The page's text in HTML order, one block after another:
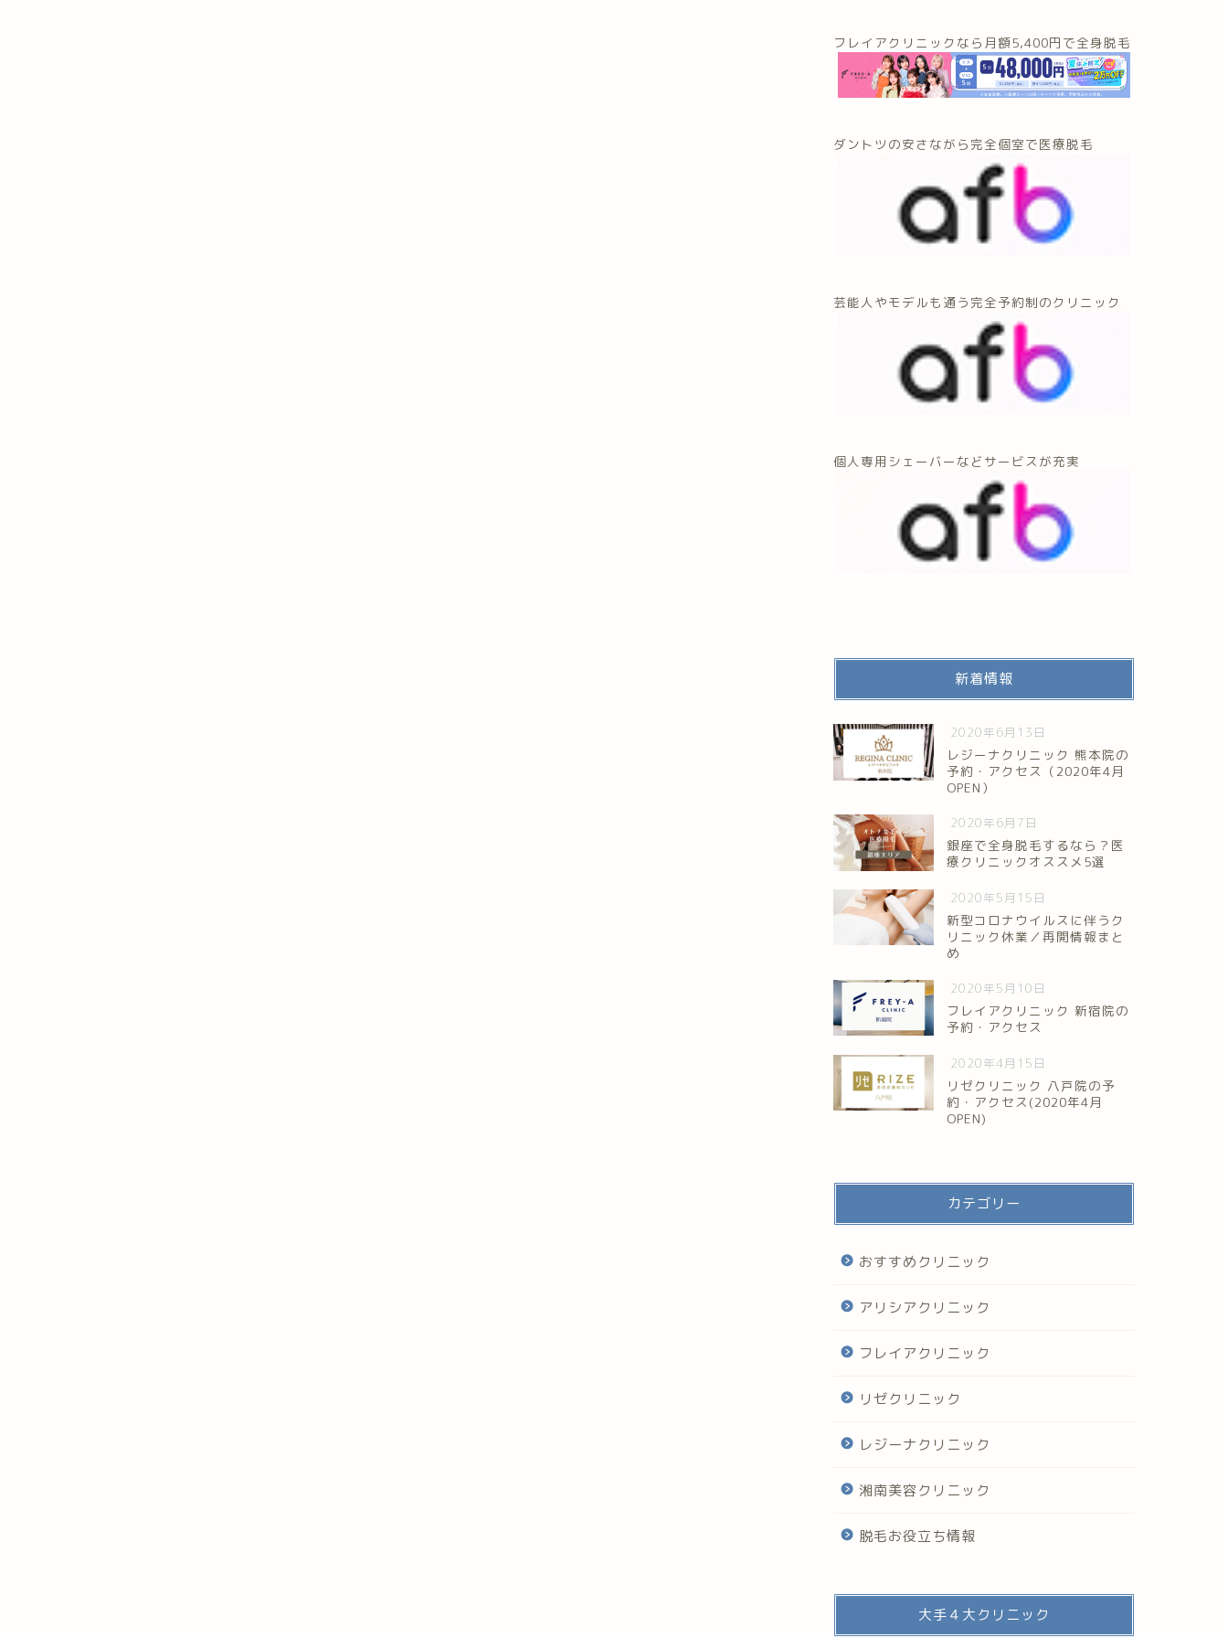
フレイアクリニックなら月額5,400円で全身脱毛
ダントツの安さながら完全個室で医療脱毛
芸能人やモデルも通う完全予約制のクリニック
個人専用シェーバーなどサービスが充実
新着情報
2020年6月13日
レジーナクリニック 熊本院の
予約・アクセス（2020年4月
OPEN）
2020年6月7日
銀座で全身脱毛するなら？医
療クリニックオススメ5選
2020年5月15日
新型コロナウイルスに伴うク
リニック休業／再開情報まと
め
2020年5月10日
フレイアクリニック 新宿院の
予約・アクセス
2020年4月15日
リゼクリニック 八戸院の予
約・アクセス(2020年4月
OPEN)
カテゴリー
おすすめクリニック
アリシアクリニック
フレイアクリニック
リゼクリニック
レジーナクリニック
湘南美容クリニック
脱毛お役立ち情報
大手４大クリニック